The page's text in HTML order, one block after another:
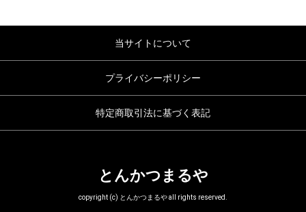
当サイトについて
プライバシーポリシー
特定商取引法に基づく表記
とんかつまるや
copyright (c) とんかつまるや all rights reserved.